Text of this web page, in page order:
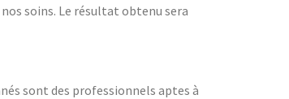
soins. Le résultat obtenu sera
sont des professionnels aptes à